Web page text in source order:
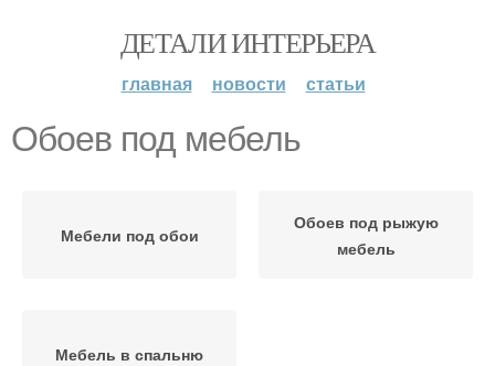
ДЕТАЛИ ИНТЕРЬЕРА
главная новости статьи
Обоев под мебель
Мебели под обои
Обоев под рыжую
мебель
Мебель в спальню